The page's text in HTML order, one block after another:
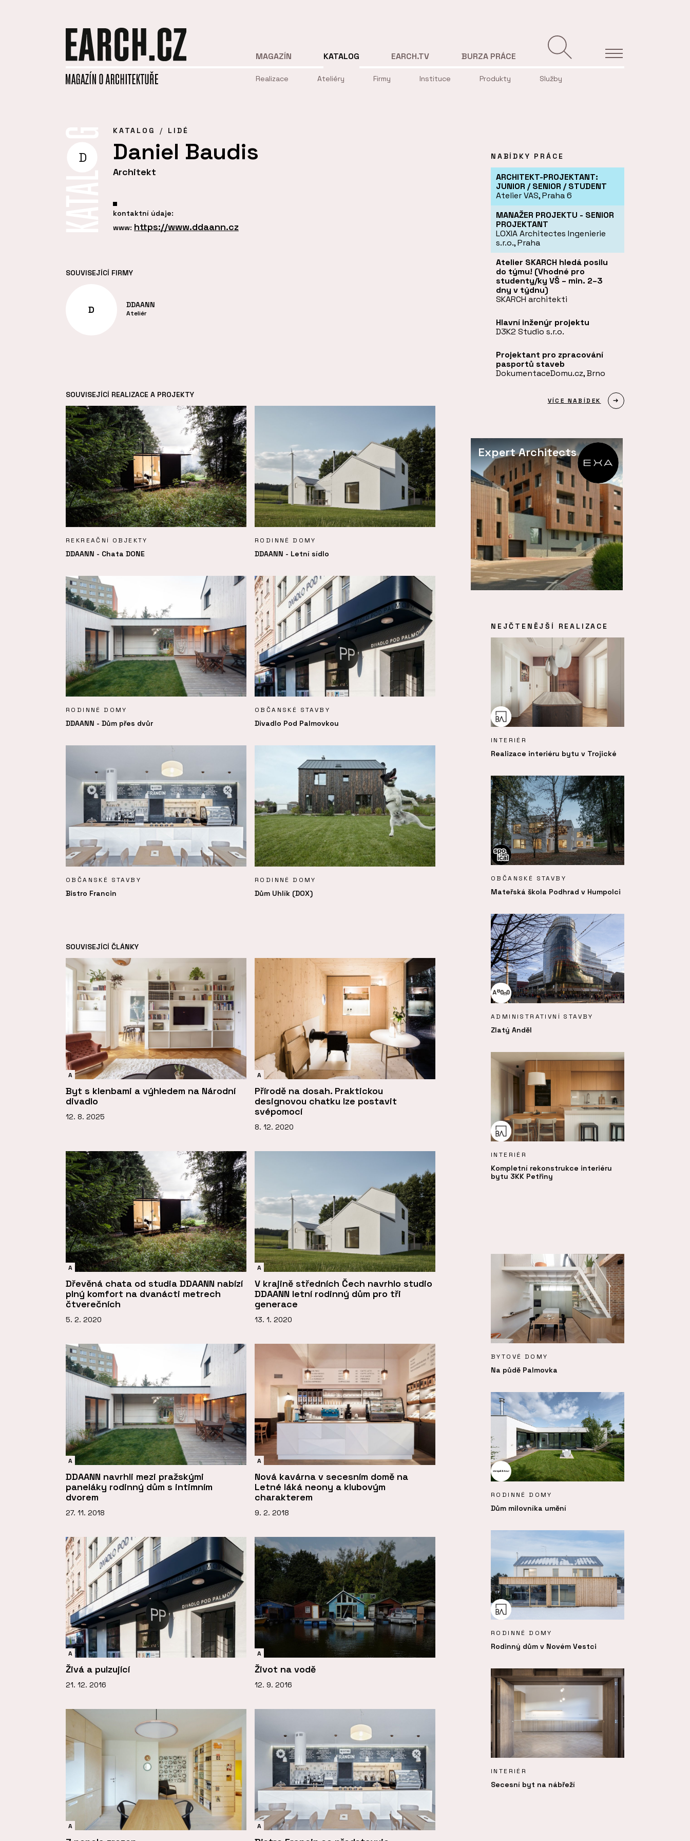
MAGAZÍN KATALOG
Realizace Ateliéry Firmy Instituce Produkty Služby
EARCH.TV BURZA PRÁCE
D
KATALOG LIDÉ
Daniel Baudis
Architekt
kontaktní údaje:
www: https://www.ddaann.cz
SOUVISEJÍCÍ FIRMY
D DDAANN
Ateliér
SOUVISEJÍCÍ REALIZACE A PROJEKTY
REKREAČNÍ OBJEKTY
DDAANN - Chata DONE
RODINNÉ DOMY
DDAANN - Letní sídlo
RODINNÉ DOMY
DDAANN - Dům přes dvůr
OBČANSKÉ STAVBY
Divadlo Pod Palmovkou
OBČANSKÉ STAVBY
Bistro Francin
RODINNÉ DOMY
Dům Uhlík (DOX)
SOUVISEJÍCÍ ČLÁNKY
A
Byt s klenbami a výhledem na Národní
divadlo
12. 8. 2025
A
Přírodě na dosah. Praktickou
designovou chatku lze postavit
svépomocí
8. 12. 2020
A
Dřevěná chata od studia DDAANN nabízí
plný komfort na dvanácti metrech
čtverečních
5. 2. 2020
A
V krajině středních Čech navrhlo studio
DDAANN letní rodinný dům pro tři
generace
13. 1. 2020
A
DDAANN navrhli mezi pražskými
paneláky rodinný dům s intimním
dvorem
27. 11. 2018
A
Nová kavárna v secesním domě na
Letné láká neony a klubovým
charakterem
9. 2. 2018
A
Živá a pulzující
21. 12. 2016
A
Život na vodě
12. 9. 2016
A A
NABÍDKY PRÁCE
ARCHITEKT-PROJEKTANT:
JUNIOR / SENIOR / STUDENT
Atelier VAS, Praha 6
MANAŽER PROJEKTU - SENIOR
PROJEKTANT
LOXIA Architectes Ingenierie
s.r.o., Praha
Atelier SKARCH hledá posilu
do týmu! (Vhodné pro
studenty/ky VŠ – min. 2–3
dny v týdnu)
SKARCH architekti
Hlavní inženýr projektu
D3K2 Studio s.r.o.
Projektant pro zpracování
pasportů staveb
DokumentaceDomu.cz, Brno
VÍCE NABÍDEK
Expert Architects
NEJČTENĚJŠÍ REALIZACE
INTERIÉR
Realizace interiéru bytu v Trojické
OBČANSKÉ STAVBY
Mateřská škola Podhrad v Humpolci
ADMINISTRATIVNÍ STAVBY
Zlatý Anděl
INTERIÉR
Kompletní rekonstrukce interiéru
bytu 3KK Petřiny
BYTOVÉ DOMY
Na půdě Palmovka
RODINNÉ DOMY
Dům milovníka umění
RODINNÉ DOMY
Rodinný dům v Novém Vestci
INTERIÉR
Secesní byt na nábřeží